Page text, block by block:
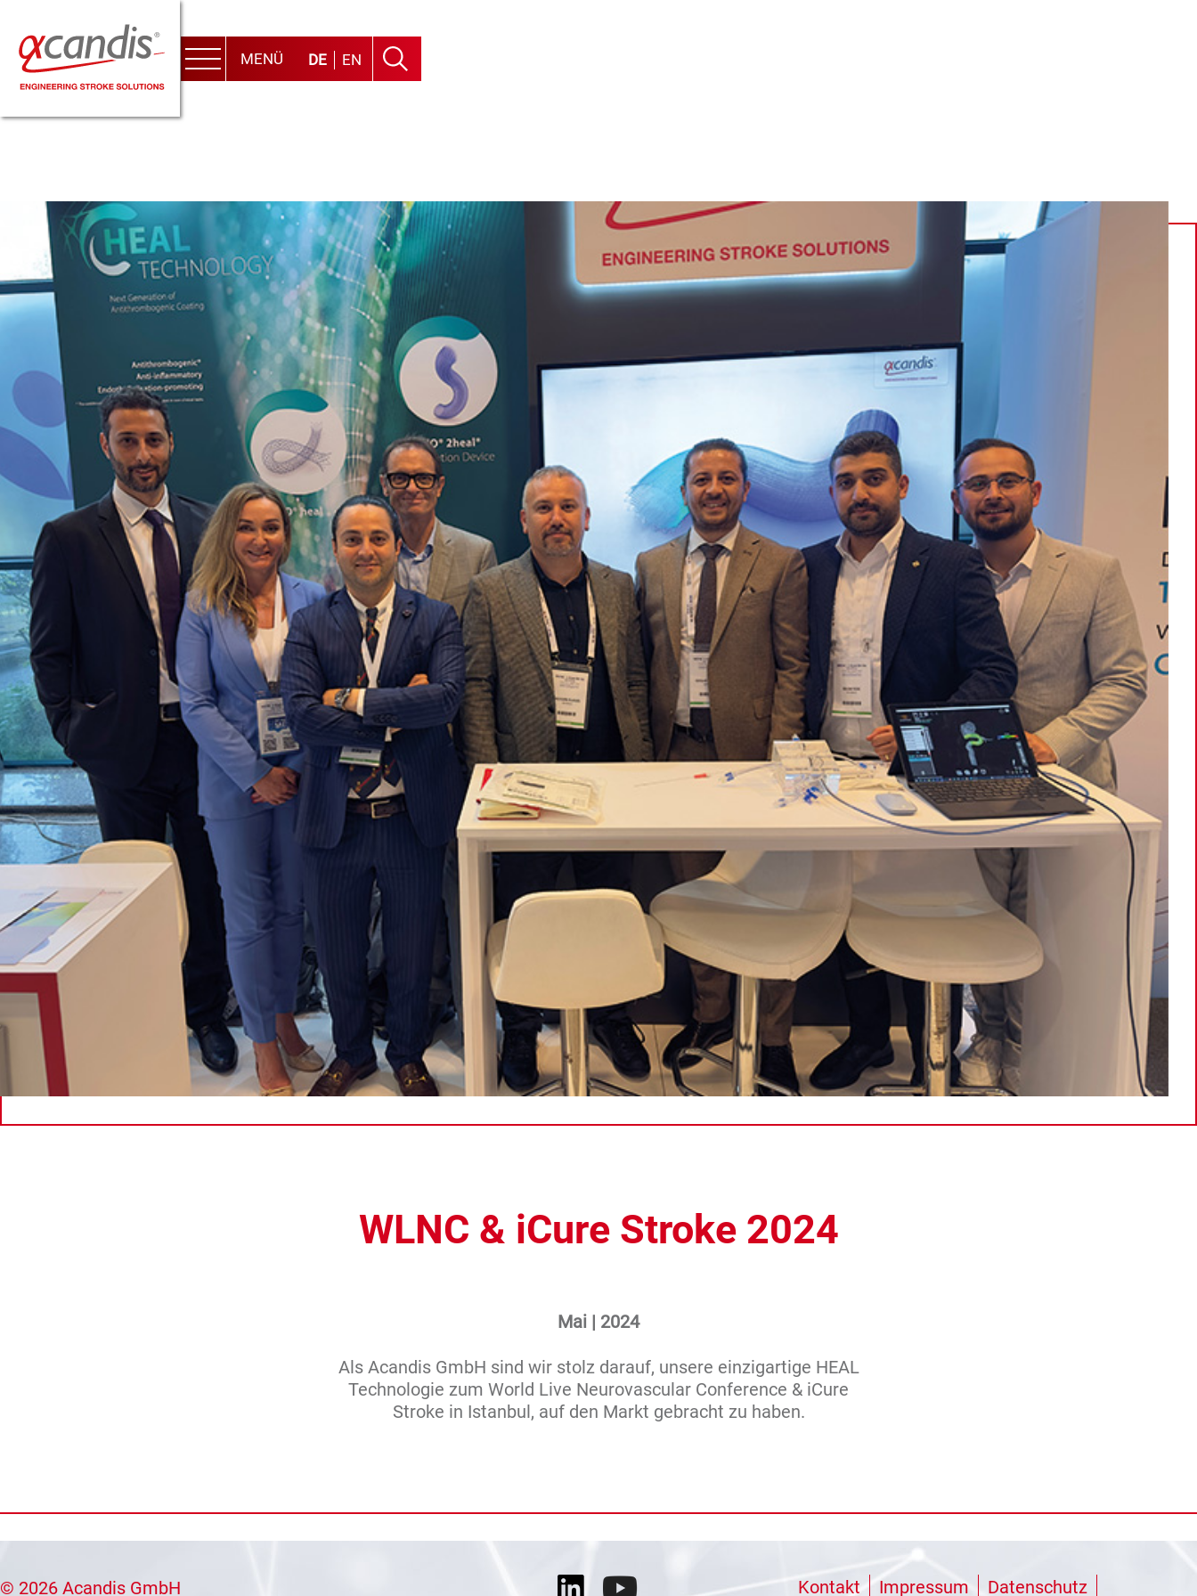
content
Menu
MENÜ DE EN
WLNC & iCure Stroke 2024
Mai | 2024
Als Acandis GmbH sind wir stolz darauf, unsere einzigartige HEAL
Technologie zum World Live Neurovascular Conference & iCure
Stroke in Istanbul, auf den Markt gebracht zu haben.
© 2026 Acandis GmbH Kontakt Impressum Datenschutz